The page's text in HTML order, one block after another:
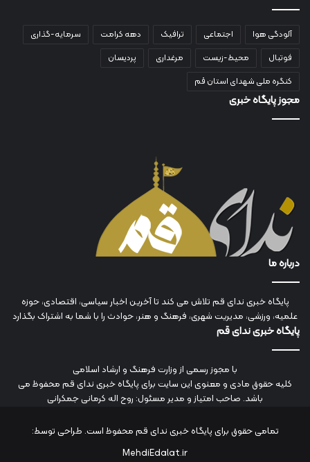
آلودگی هوا اجتماعی ترافیک دهه کرامت
سرمایه-گذاری
فوتبال
محیط-زیست مرغداری
پردیسان
کنگره ملی شهدای استان قم
مجوز پایگاه خبری
درباره ما
پایگاه خبری ندای قم تلاش می کند تا آخرین اخبار سیاسی، اقتصادی، حوزه
علمیه، ورزشی، مدیریت شهری، فرهنگ و هنر، حوادث را با شما به اشتراک بگذارد
پایگاه خبری ندای قم
با مجوز رسمی از وزارت فرهنگ و ارشاد اسلامی
کلیه حقوق مادی و معنوی این سایت برای پایگاه خبری ندای قم محفوظ می
باشد. صاحب امتیاز و مدیر مسئول: روح اله کرمانی جمکرانی
تمامی حقوق برای پایگاه خبری ندای قم محفوظ است. طراحی توسط:
MehdiEdalat.ir